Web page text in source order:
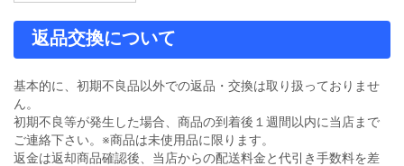
返品交換について
基本的に、初期不良品以外での返品・交換は取り扱っておりませ
ん。
初期不良等が発生した場合、商品の到着後１週間以内に当店まで
ご連絡下さい。※商品は未使用品に限ります。
返金は返却商品確認後、当店からの配送料金と代引き手数料を差